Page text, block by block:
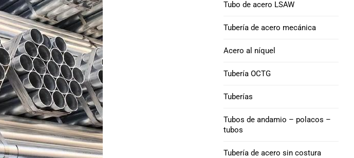
caldera A209
Tubería de
revestimiento P110
Tubería de
revestimiento C90
Tubo de acero LSAW
Tubería de acero mecánica
Acero al níquel
Tubería OCTG
Tuberías
Tubos de andamio – polacos –
tubos
Tubería de acero sin costura